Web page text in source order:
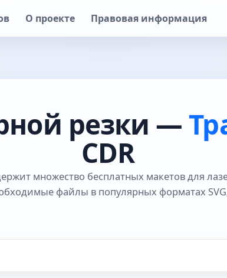
О проекте Правовая информация
резки —
CDR
множество бесплатных макетов для
файлы в популярных форматах SVG,